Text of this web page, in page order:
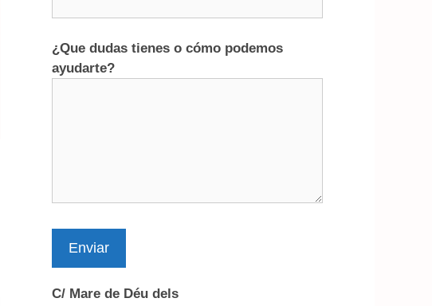
¿Que dudas tienes o cómo podemos
ayudarte?
Enviar
C/ Mare de Déu dels